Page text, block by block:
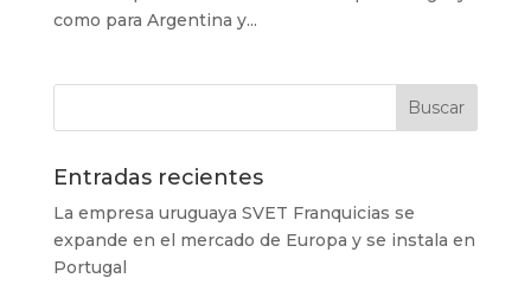
como para Argentina y...
Entradas recientes
La empresa uruguaya SVET Franquicias se
expande en el mercado de Europa y se instala en
Portugal